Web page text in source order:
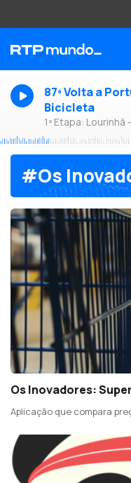
87ª Volta a
Bicicleta
1ª Etapa: Lourinhã
#Os
Os Inovadores:
Aplicação que compara